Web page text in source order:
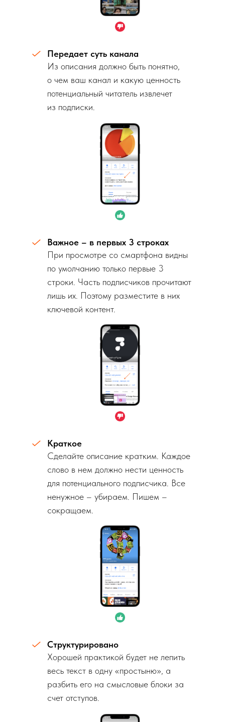
Передает суть канала
Из описания должно быть понятно,
о чем ваш канал и какую ценность
потенциальный читатель извлечет
из подписки.
Важное – в первых 3 строках
При просмотре со смартфона видны
по умолчанию только первые 3
строки. Часть подписчиков прочитают
лишь их. Поэтому разместите в них
ключевой контент.
Краткое
Сделайте описание кратким. Каждое
слово в нем должно нести ценность
для потенциального подписчика. Все
ненужное – убираем. Пишем –
сокращаем.
Структурировано
Хорошей практикой будет не лепить
весь текст в одну «простыню», а
разбить его на смысловые блоки за
счет отступов.